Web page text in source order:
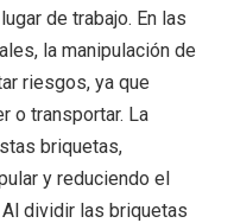
de trabajo. En las
la manipulación de
riesgos, ya que
o transportar. La
briquetas,
y reduciendo el
dividir las briquetas